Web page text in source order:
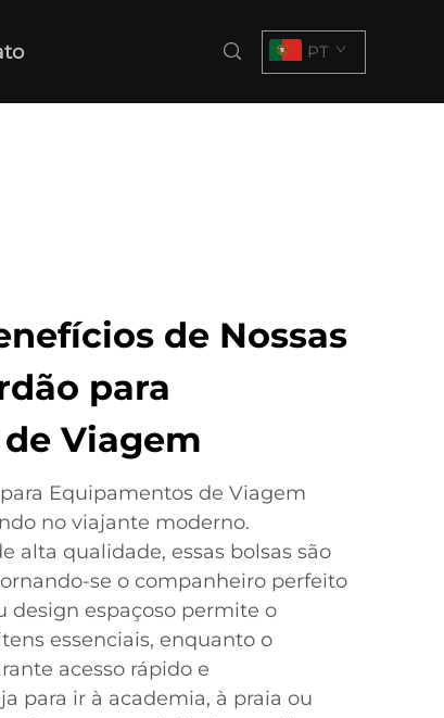
PT
de Nossas
para
Viagem
Equipamentos de Viagem
no viajante moderno.
alta qualidade, essas bolsas são
se o companheiro perfeito
design espaçoso permite o
essenciais, enquanto o
acesso rápido e
para ir à academia, à praia ou